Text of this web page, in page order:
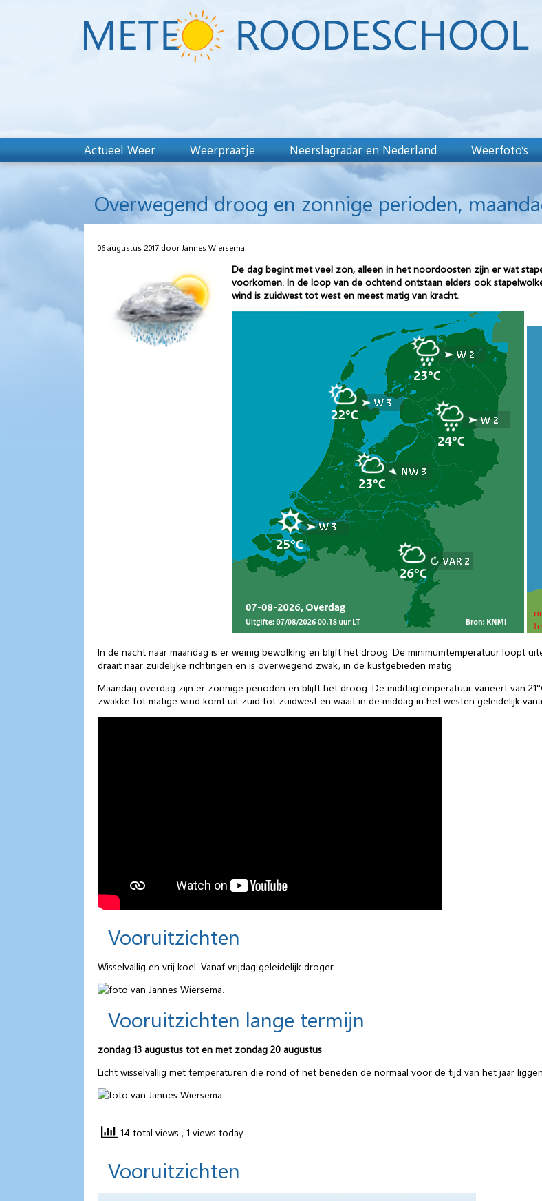
Actueel Weer Weerpraatje Neerslagradar en Nederland Weerfoto’s
Overwegend droog en zonnige perioden,
06 augustus 2017 door Jannes Wiersema
De dag begint met veel zon, alleen in het noordoosten zijn er wat
voorkomen. In de loop van de ochtend ontstaan elders ook
wind is zuidwest tot west en meest matig van kracht.
In de nacht naar maandag is er weinig bewolking en blijft het droog. De minimumtemperatuur loopt
draait naar zuidelijke richtingen en is overwegend zwak, in de kustgebieden matig.
Maandag overdag zijn er zonnige perioden en blijft het droog. De middagtemperatuur varieert van
zwakke tot matige wind komt uit zuid tot zuidwest en waait in de middag in het westen geleidelijk
Vooruitzichten
Wisselvallig en vrij koel. Vanaf vrijdag geleidelijk droger.
Vooruitzichten lange termijn
zondag 13 augustus tot en met zondag 20 augustus
Licht wisselvallig met temperaturen die rond of net beneden de normaal voor de tijd van het jaar liggen.
14 total views , 1 views today
Vooruitzichten